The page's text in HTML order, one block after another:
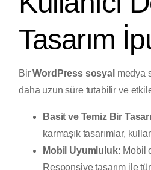
Tasarım
BirWordPress sosyal medya
daha uzun süre tutabilir ve
Basit ve Temiz Bir
karmaşık tasarımlar,
Mobil Uyumluluk: Mobil
Responsive tasarım ile